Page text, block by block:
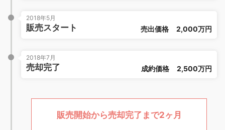
2018年5月
販売スタート 売出価格 2,000万円
2018年7月
売却完了 成約価格 2,500万円
販売開始から売却完了まで2ヶ月